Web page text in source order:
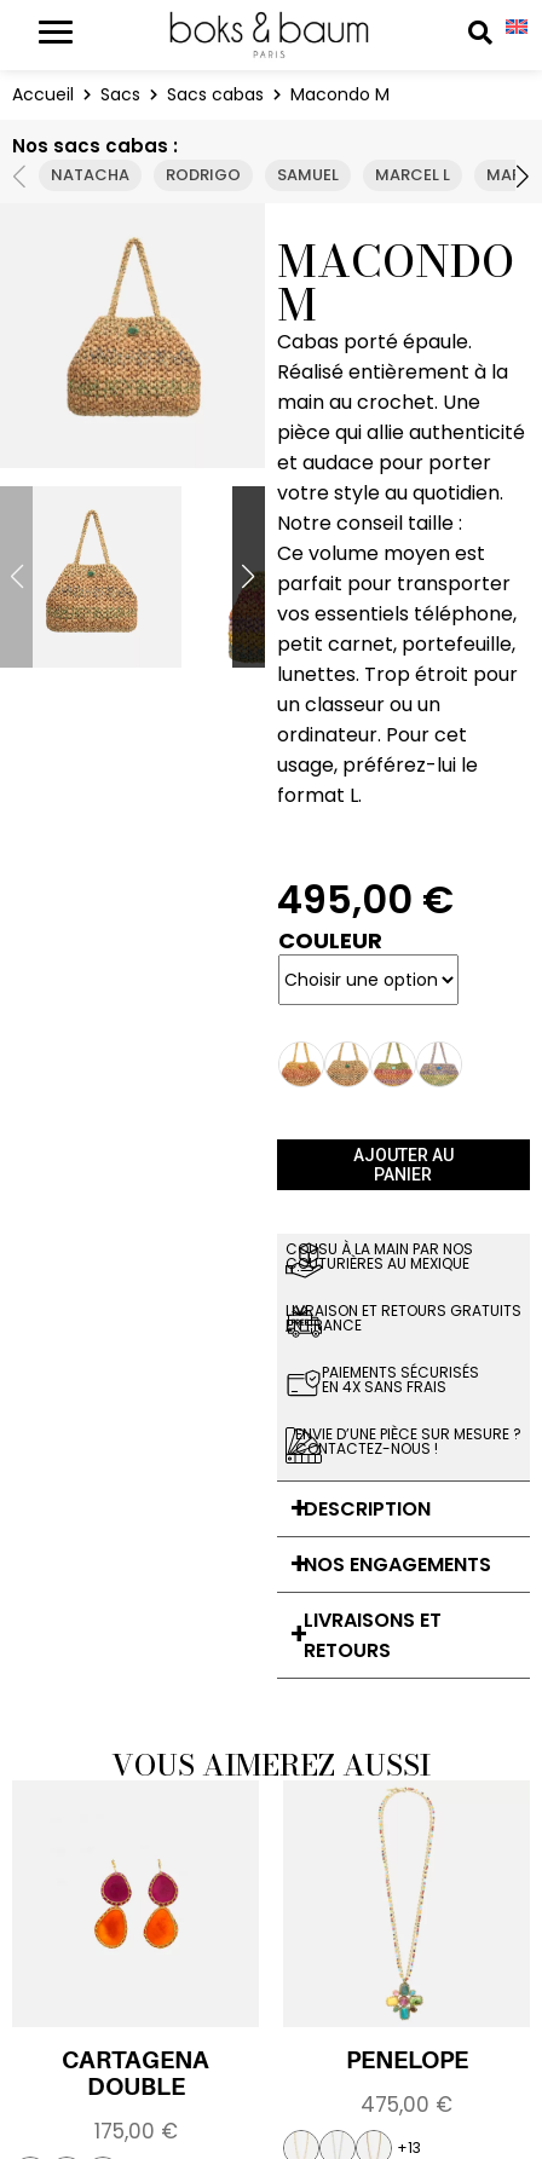
Accueil Sacs Sacs cabas Macondo M
Nos sacs cabas :
NATACHA RODRIGO SAMUEL MARCEL L
MACONDO
M
Cabas porté épaule.
Réalisé entièrement à la
main au crochet. Une
pièce qui allie authenticité
et audace pour porter
votre style au quotidien.
Notre conseil taille :
Ce volume moyen est
parfait pour transporter
vos essentiels téléphone,
petit carnet, portefeuille,
lunettes. Trop étroit pour
un classeur ou un
ordinateur. Pour cet
usage, préférez-lui le
format L.
495,00 €
COULEUR
AJOUTER AU
PANIER
COUSU À LA MAIN PAR NOS
COUTURIÈRES AU MEXIQUE
LIVRAISON ET RETOURS GRATUITS
EN FRANCE
PAIEMENTS SÉCURISÉS
EN 4X SANS FRAIS
ENVIE D’UNE PIÈCE SUR MESURE ?
CONTACTEZ-NOUS !
DESCRIPTION
NOS ENGAGEMENTS
LIVRAISONS ET
RETOURS
VOUS AIMEREZ AUSSI
CARTAGENA
DOUBLE
175,00 €
PENELOPE
475,00 €
+13
Panneau de gestion des cookies